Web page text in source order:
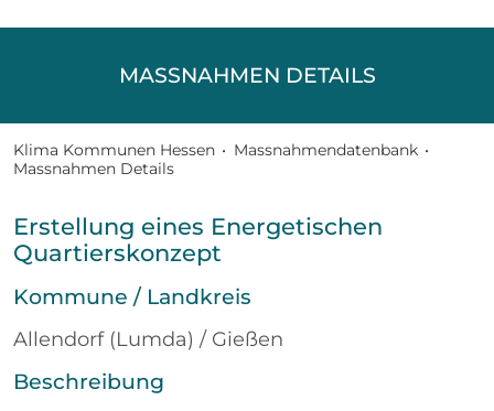
MASSNAHMEN DETAILS
Klima Kommunen Hessen • Massnahmendatenbank •
Massnahmen Details
Erstellung eines Energetischen
Quartierskonzept
Kommune / Landkreis
Allendorf (Lumda) / Gießen
Beschreibung